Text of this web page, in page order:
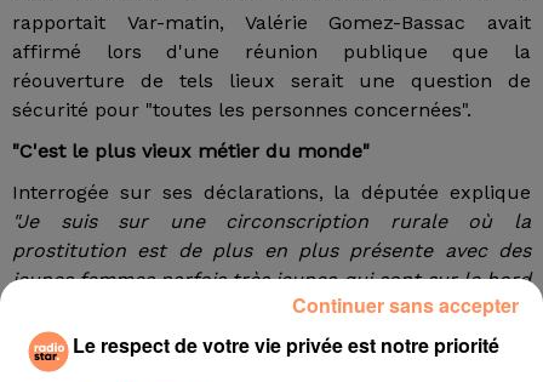
rapportait Var-matin, Valérie Gomez-Bassac avait
affirmé lors d'une réunion publique que la
réouverture de tels lieux serait une question de
sécurité pour "toutes les personnes concernées".
"C'est le plus vieux métier du monde"
Interrogée sur ses déclarations, la députée explique
"Je suis sur une circonscription rurale où la
prostitution est de plus en plus présente avec des
jeunes femmes parfois très jeunes qui sont sur le bord
des routes toute l'année, c'est-à-dire sous la neige ou
une chaleur terrible".Selon elle, il est nécessaire
d'offrir des infrastructures en relation avec les
Le respect de votre vie privée est notre priorité
Continuer sans accepter